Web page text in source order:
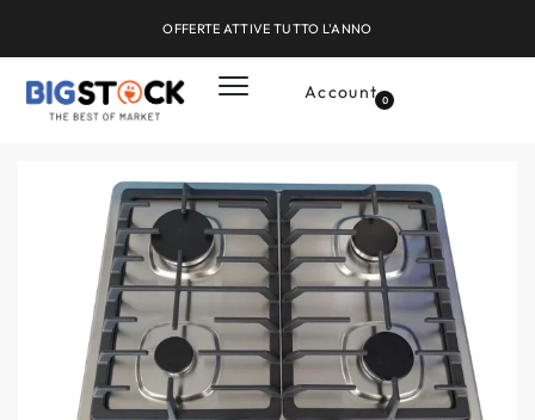
OFFERTE ATTIVE TUTTO L'ANNO
Account 0